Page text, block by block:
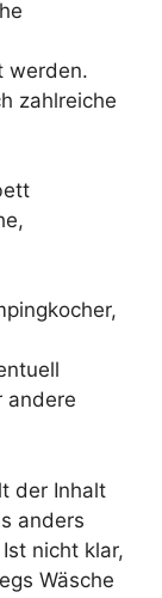
werden.
zahlreiche
andere
der Inhalt
anders
nicht klar,
Wäsche